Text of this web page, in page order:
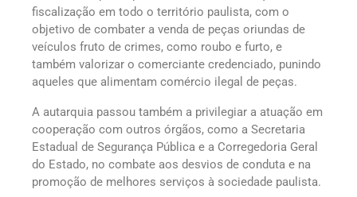
fiscalização em todo o território paulista, com o
objetivo de combater a venda de peças oriundas de
veículos fruto de crimes, como roubo e furto, e
também valorizar o comerciante credenciado, punindo
aqueles que alimentam comércio ilegal de peças.
A autarquia passou também a privilegiar a atuação em
cooperação com outros órgãos, como a Secretaria
Estadual de Segurança Pública e a Corregedoria Geral
do Estado, no combate aos desvios de conduta e na
promoção de melhores serviços à sociedade paulista.